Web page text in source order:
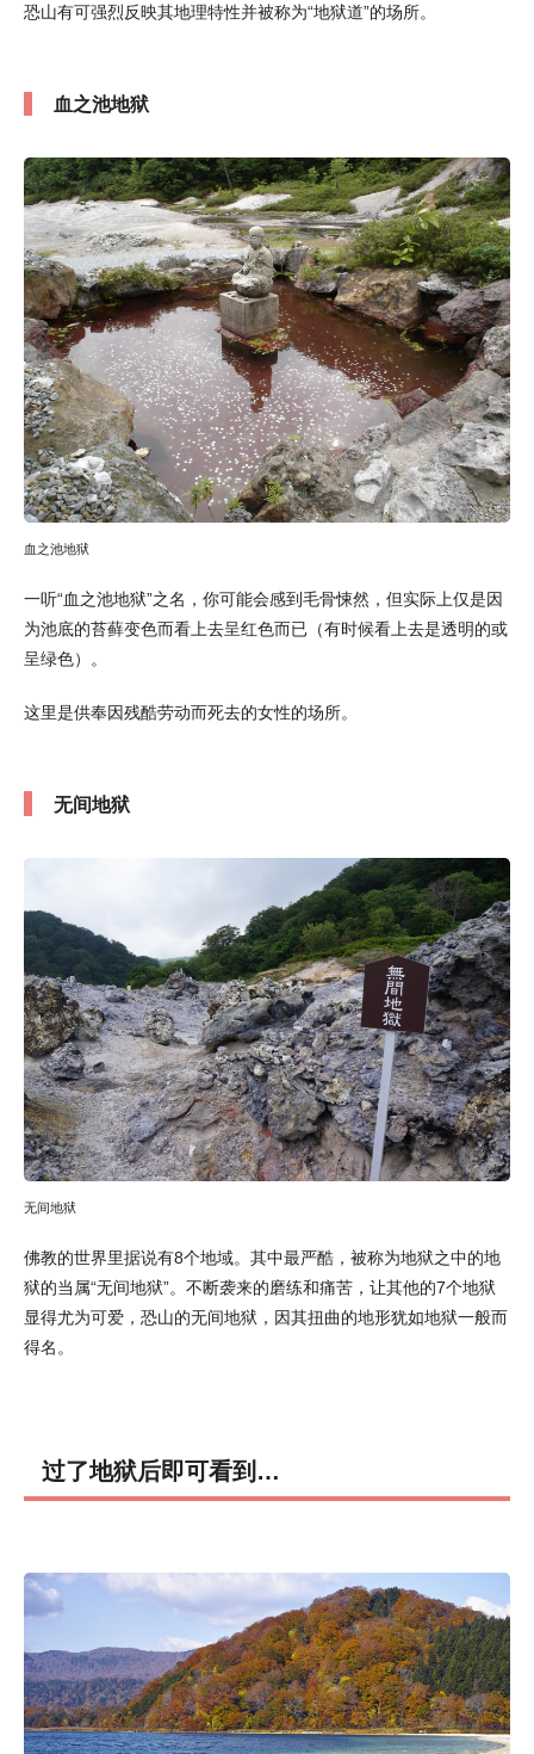
恐山有可强烈反映其地理特性并被称为“地狱道”的场所。
血之池地狱
血之池地狱
一听“血之池地狱”之名，你可能会感到毛骨悚然，但实际上仅是因
为池底的苔藓变色而看上去呈红色而已（有时候看上去是透明的或
呈绿色）。
这里是供奉因残酷劳动而死去的女性的场所。
无间地狱
无间地狱
佛教的世界里据说有8个地域。其中最严酷，被称为地狱之中的地
狱的当属“无间地狱”。不断袭来的磨练和痛苦，让其他的7个地狱
显得尤为可爱，恐山的无间地狱，因其扭曲的地形犹如地狱一般而
得名。
过了地狱后即可看到…